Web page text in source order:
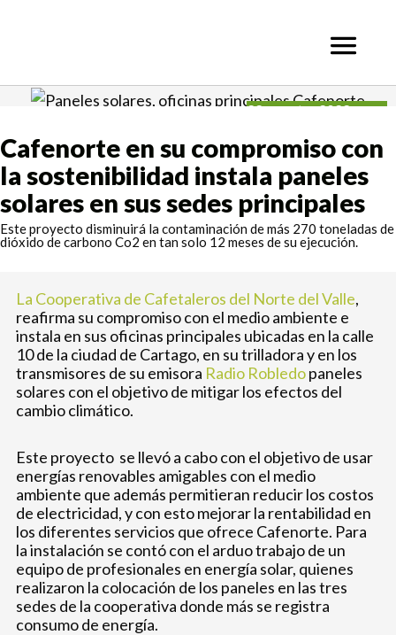
22 agosto, 2022
Cafenorte en su compromiso con
la sostenibilidad instala paneles
solares en sus sedes principales
Este proyecto disminuirá la contaminación de más 270 toneladas de
dióxido de carbono Co2 en tan solo 12 meses de su ejecución.
La Cooperativa de Cafetaleros del Norte del Valle,
reafirma su compromiso con el medio ambiente e
instala en sus oficinas principales ubicadas en la calle
10 de la ciudad de Cartago, en su trilladora y en los
transmisores de su emisora Radio Robledopaneles
solares con el objetivo de mitigar los efectos del
cambio climático.
Este proyecto se llevó a cabo con el objetivo de usar
energías renovables amigables con el medio
ambiente que además permitieran reducir los costos
de electricidad, y con esto mejorar la rentabilidad en
los diferentes servicios que ofrece Cafenorte. Para
la instalación se contó con el arduo trabajo de un
equipo de profesionales en energía solar, quienes
realizaron la colocación de los paneles en las tres
sedes de la cooperativa donde más se registra
consumo de energía.